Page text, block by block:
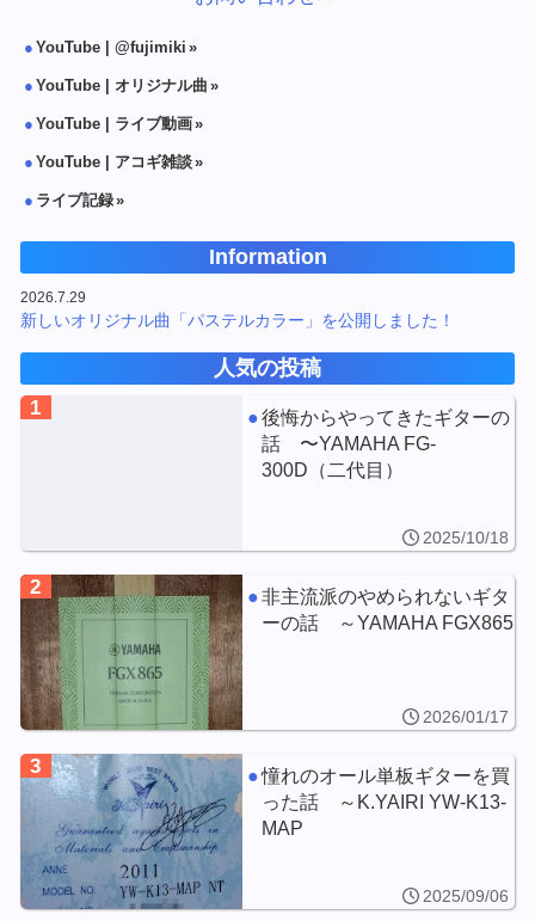
YouTube | @fujimiki
YouTube | オリジナル曲
YouTube | ライブ動画
YouTube | アコギ雑談
ライブ記録
Information
2026.7.29
新しいオリジナル曲「パステルカラー」を公開しました！
人気の投稿
1
後悔からやってきたギターの
話 〜YAMAHA FG-
300D（二代目）
2025/10/18
2
非主流派のやめられないギタ
ーの話 ～YAMAHA FGX865
2026/01/17
3
憧れのオール単板ギターを買
った話 ～K.YAIRI YW-K13-
MAP
2025/09/06